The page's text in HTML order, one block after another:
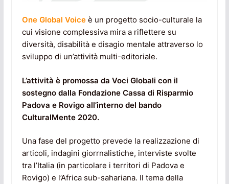
One Global Voiceè un progetto socio-culturale la
cui visione complessiva mira a riflettere su
diversità, disabilità e disagio mentale attraverso lo
sviluppo di un’attività multi-editoriale.
L’attività è promossa da Voci Globali con il
sostegno dalla Fondazione Cassa di Risparmio
Padova e Rovigo all’interno del bando
CulturalMente 2020.
Una fase del progetto prevede la realizzazione di
articoli, indagini giorrnalistiche, interviste svolte
tra l’Italia (in particolare i territori di Padova e
Rovigo) e l’Africa sub-sahariana. Il tema della